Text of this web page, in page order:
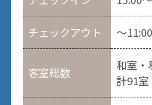
チェックアウト ～11:00
客室総数
和室
計91室